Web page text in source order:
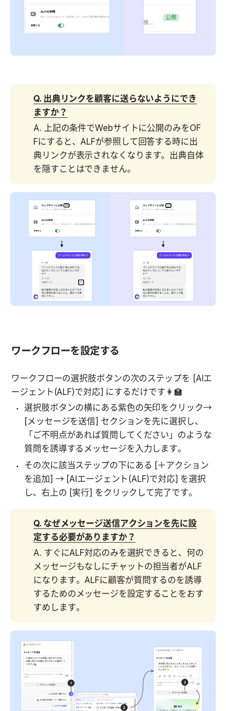
Q. 出典リンクを顧客に送らないようにでき
ますか？
A. 上記の条件でWebサイトに公開のみをOF
Fにすると、ALFが参照して回答する時に出
典リンクが表示されなくなります。出典自体
を隠すことはできません。
ワークフローを設定する
ワークフローの選択肢ボタンの次のステップを [AIエ
ージェント(ALF)で対応] にするだけです👩‍🏫
選択肢ボタンの横にある紫色の矢印をクリック→
[メッセージを送信] セクションを先に選択し、
「ご不明点があれば質問してください」のような
質問を誘導するメッセージを入力します。
その次に該当ステップの下にある [＋アクション
を追加] → [AIエージェント(ALF)で対応] を選択
し、右上の [実行] をクリックして完了です。
Q. なぜメッセージ送信アクションを先に設
定する必要がありますか？
A. すぐにALF対応のみを選択できると、何の
メッセージもなしにチャットの担当者がALF
になります。ALFに顧客が質問するのを誘導
するためのメッセージを設定することをおす
すめします。